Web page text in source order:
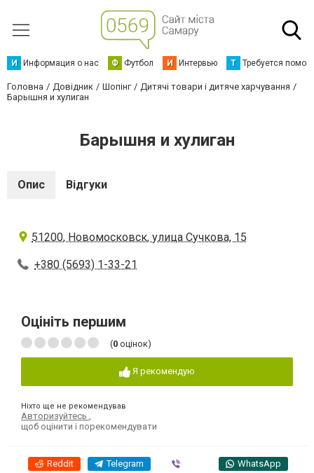
И Информация о нас Ф Футбол И Интервью Т Требуется
Головна Довідник Шопінг
Дитячі товари і дитяче харчування
Барышня и хулиган
Барышня и хулиган
Опис Відгуки
51200, Новомосковск, улица Сучкова, 15
+380 (5693) 1-33-21
Оцініть першим
(0 оцінок)
Я рекомендую
Ніхто ще не рекомендував
Авторизуйтесь
щоб оцінити і порекомендувати
Reddit Telegram WhatsApp